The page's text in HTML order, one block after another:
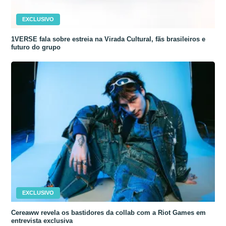
EXCLUSIVO
1VERSE fala sobre estreia na Virada Cultural, fãs brasileiros e
futuro do grupo
EXCLUSIVO
Cereaww revela os bastidores da collab com a Riot Games em
entrevista exclusiva